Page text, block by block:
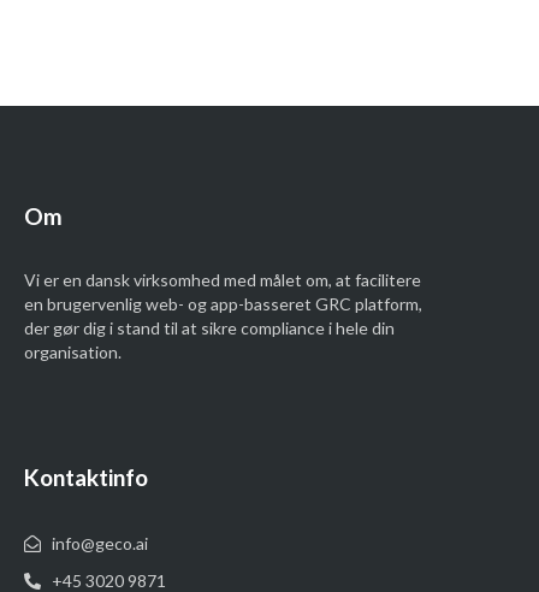
Om
Vi er en dansk virksomhed med målet om, at facilitere
en brugervenligweb- og app-basseret GRC platform,
der gør dig i stand til at sikre compliance i hele din
organisation.
Kontaktinfo
info@geco.ai
+45 3020 9871